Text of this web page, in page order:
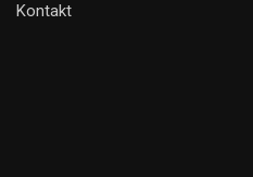
Kontakt